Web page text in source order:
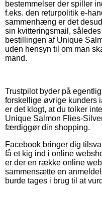
bestemmelser der spiller
f.eks. den returpolitik e-
sammenhæng er det
sin kvitteringsmail,
bestillingen af Unique
uden hensyn til om man
mand.
Trustpilot byder på
forskellige øvrige kunders
er det klogt, at du tolker
Unique Salmon Flies-
færdiggør din shopping.
Facebook bringer dig
få et kig ind i online
er der en række online
sammensætte en
burde tages i brug til at